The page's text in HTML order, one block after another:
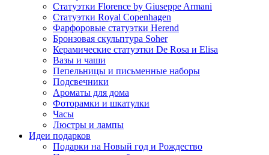
Статуэтки Florence by Giuseppe Armani
Статуэтки Royal Copenhagen
Фарфоровые статуэтки Herend
Бронзовая скульптура Soher
Керамические статуэтки De Rosa и Elisa
Вазы и чаши
Пепельницы и письменные наборы
Подсвечники
Ароматы для дома
Фоторамки и шкатулки
Часы
Люстры и лампы
Идеи подарков
Подарки на Новый год и Рождество